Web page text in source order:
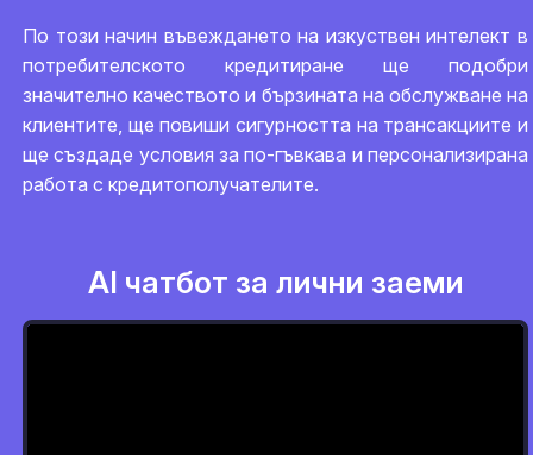
По този начин въвеждането на изкуствен интелект в
потребителското кредитиране ще подобри
значително качеството и бързината на обслужване на
клиентите, ще повиши сигурността на трансакциите и
ще създаде условия за по-гъвкава и персонализирана
работа с кредитополучателите.
AI чатбот за лични заеми